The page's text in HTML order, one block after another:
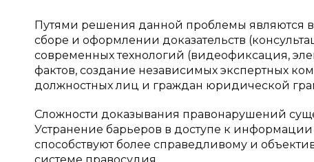
Путями решения данной проблемы являются
сборе и оформлении доказательств
современных технологий (видеофиксация,
фактов, создание независимых экспертных
должностных лиц и граждан юридической
Сложности доказывания правонарушений
Устранение барьеров в доступе к
способствуют более справедливому и